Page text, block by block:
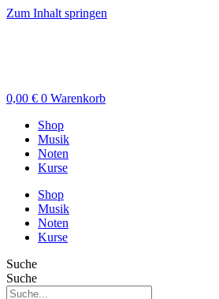
Zum Inhalt springen
0,00 € 0 Warenkorb
Shop
Musik
Noten
Kurse
Shop
Musik
Noten
Kurse
Suche
Suche